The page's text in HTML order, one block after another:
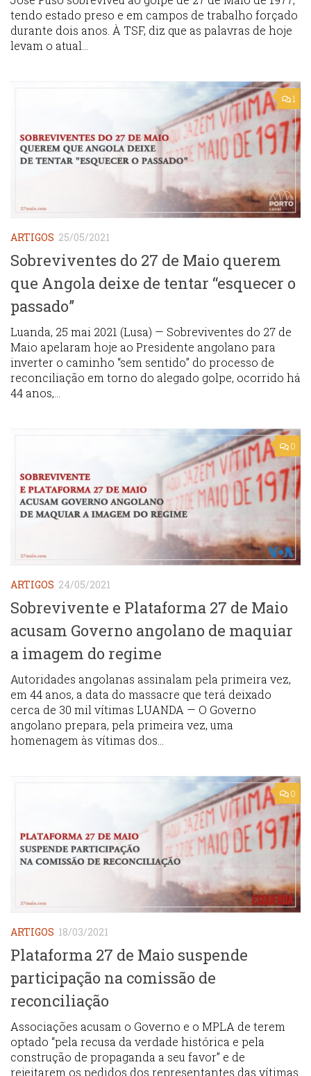
tendo estado preso e em campos de trabalho forçado
durante dois anos. À TSF, diz que as palavras de hoje
levam o atual...
1
ARTIGOS 25/05/2021
Sobreviventes do 27 de Maio querem
que Angola deixe de tentar “esquecer o
passado”
Luanda, 25 mai 2021 (Lusa) — Sobreviventes do 27 de
Maio apelaram hoje ao Presidente angolano para
inverter o caminho “sem sentido” do processo de
reconciliação em torno do alegado golpe, ocorrido há
44 anos,...
0
ARTIGOS 24/05/2021
Sobrevivente e Plataforma 27 de Maio
acusam Governo angolano de maquiar
a imagem do regime
Autoridades angolanas assinalam pela primeira vez,
em 44 anos, a data do massacre que terá deixado
cerca de 30 mil vítimas LUANDA — O Governo
angolano prepara, pela primeira vez, uma
homenagem às vítimas dos...
0
ARTIGOS 18/03/2021
Plataforma 27 de Maio suspende
participação na comissão de
reconciliação
Associações acusam o Governo e o MPLA de terem
optado “pela recusa da verdade histórica e pela
construção de propaganda a seu favor” e de
rejeitarem os pedidos dos representantes das vítimas